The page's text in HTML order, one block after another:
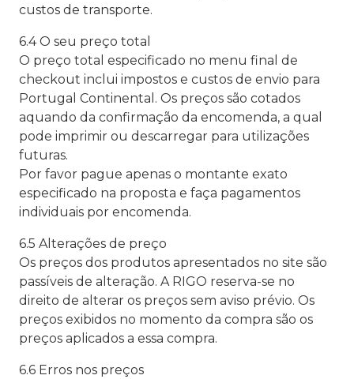
custos de transporte.
6.4 O seu preço total
O preço total especificado no menu final de
checkout inclui impostos e custos de envio para
Portugal Continental. Os preços são cotados
aquando da confirmação da encomenda, a qual
pode imprimir ou descarregar para utilizações
futuras.
Por favor pague apenas o montante exato
especificado na proposta e faça pagamentos
individuais por encomenda.
6.5 Alterações de preço
Os preços dos produtos apresentados no site são
passíveis de alteração. A RIGO reserva-se no
direito de alterar os preços sem aviso prévio. Os
preços exibidos no momento da compra são os
preços aplicados a essa compra.
6.6 Erros nos preços